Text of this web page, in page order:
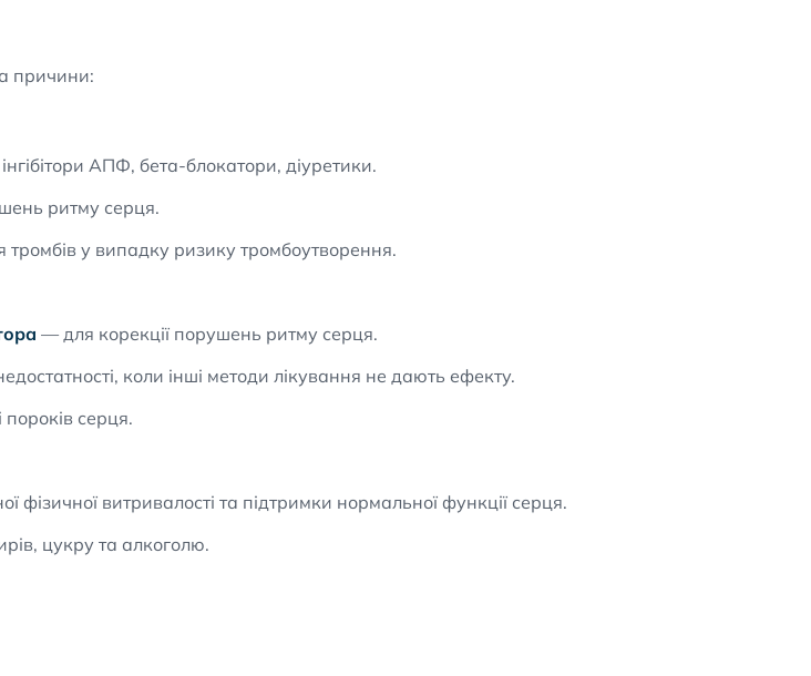
причини:
АПФ, бета-блокатори, діуретики.
ритму серця.
у випадку ризику тромбоутворення.
— для корекції порушень ритму серця.
коли інші методи лікування не дають ефекту.
серця.
витривалості та підтримки нормальної функції серця.
цукру та алкоголю.